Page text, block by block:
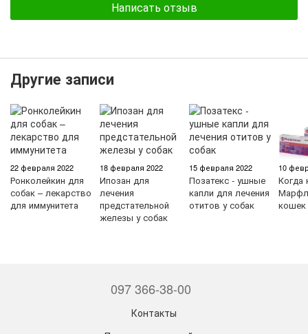
Написать отзыв
Другие записи
22 февраля 2022
Ронколейкин для
собак – лекарство
для иммунитета
18 февраля 2022
Ипозан для
лечения
предстательной
железы у собак
15 февраля 2022
Позатекс - ушные
капли для лечения
отитов у собак
10
Когда
кошек
097 366-38-00
Контакты